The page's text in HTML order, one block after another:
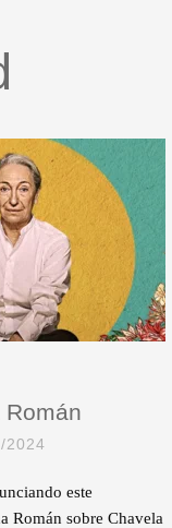
2024
este
Román sobre Chavela